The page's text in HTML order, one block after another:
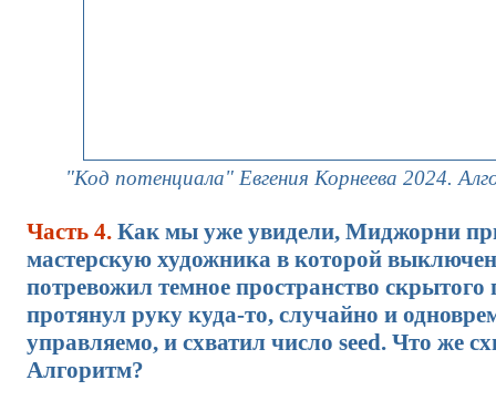
"Код потенциала" Евгения Корнеева 2024.
Часть 4. Как мы уже увидели, Миджорни
мастерскую художника в которой
потревожил темное пространство скрытого
протянул руку куда-то, случайно и
управляемо, и схватил число seed. Что же
Алгоритм?